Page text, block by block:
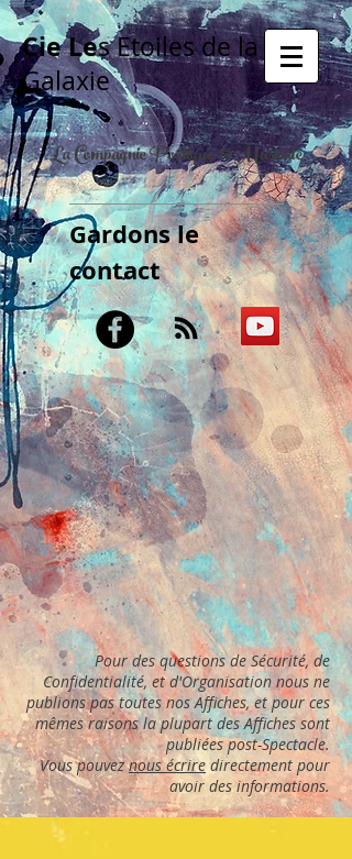
Cie Les Etoiles de la
Galaxie
La Compagnie Poétique & Musicale
Gardons le
contact
Pour des questions de Sécurité, de
Confidentialité, et d'Organisation nous ne
publions pas toutes nos Affiches, et pour ces
mêmes raisons la plupart des Affiches sont
publiées post-Spectacle.
Vous pouveznous écriredirectement pour
avoir des informations.